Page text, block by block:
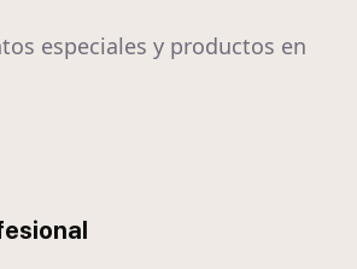
especiales y productos en